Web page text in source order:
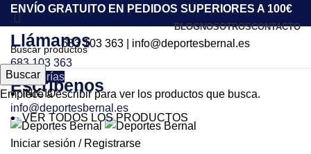
ENVÍO GRATUITO EN PEDIDOS SUPERIORES A 100€
BLOGNOSOTROSCONTACTO
683 103 363| info@deportesbernal.es
Llámanos
683 103 363
Escríbenos
info@deportesbernal.es
Iniciar sesión / Registrarse
Categorías
INICIO
VER TODOS LOS PRODUCTOS
-67%
Buscar
Empiece a escribir para ver los productos que busca.